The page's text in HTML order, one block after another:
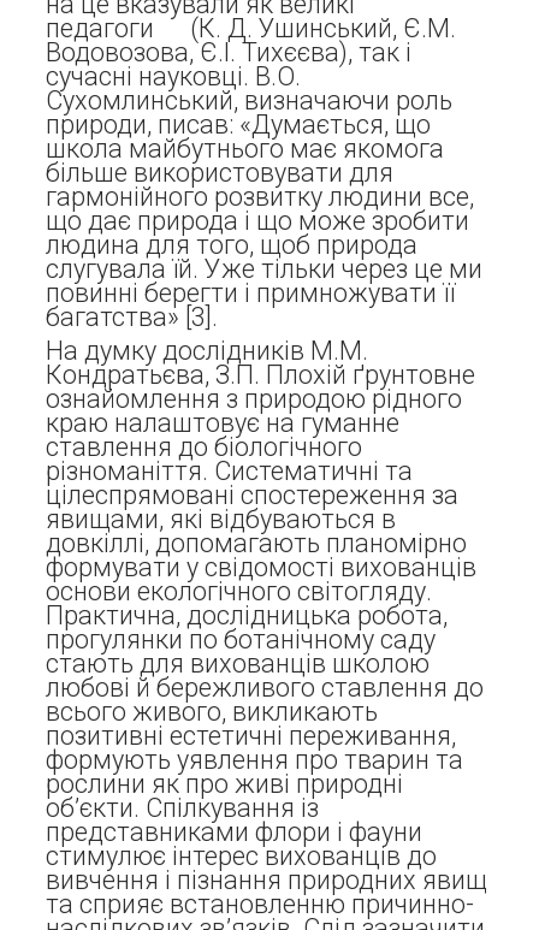
педагоги (К. Д. Ушинський, Є.М.
Водовозова, Є.І. Тихєєва), так і
сучасні науковці. В.О.
Сухомлинський, визначаючи роль
природи, писав: «Думається, що
школа майбутнього має якомога
більше використовувати для
гармонійного розвитку людини все,
що дає природа і що може зробити
людина для того, щоб природа
слугувала їй. Уже тільки через це ми
повинні берегти і примножувати її
багатства» [3].
На думку дослідників М.М.
Кондратьєва, З.П. Плохій ґрунтовне
ознайомлення з природою рідного
краю налаштовує на гуманне
ставлення до біологічного
різноманіття. Систематичні та
цілеспрямовані спостереження за
явищами, які відбуваються в
довкіллі, допомагають планомірно
формувати у свідомості вихованців
основи екологічного світогляду.
Практична, дослідницька робота,
прогулянки по ботанічному саду
стають для вихованців школою
любові й бережливого ставлення до
всього живого, викликають
позитивні естетичні переживання,
формують уявлення про тварин та
рослини як про живі природні
об’єкти. Cпілкування із
представниками флори і фауни
стимулює інтерес вихованців до
вивчення і пізнання природних явищ
та сприяє встановленню причинно-